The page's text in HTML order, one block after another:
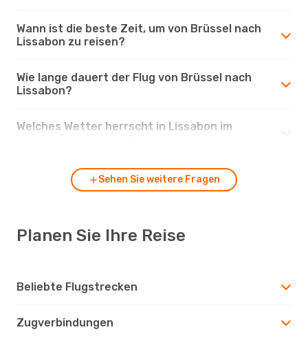
Wann ist die beste Zeit, um von Brüssel nach
Lissabon zu reisen?
Wie lange dauert der Flug von Brüssel nach
Lissabon?
Welches Wetter herrscht in Lissabon im
Sehen Sie weitere Fragen
Planen Sie Ihre Reise
Beliebte Flugstrecken
Zugverbindungen